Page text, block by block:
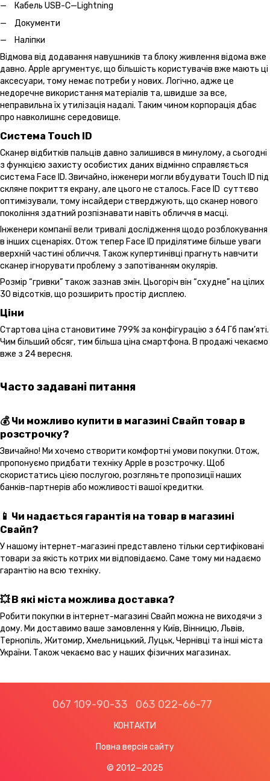
Кабель USB-C—Lightning
Документи
Наліпки
Відмова від додавання навушників та блоку живлення відома вже
давно. Apple аргументує, що більшість користувачів вже мають ці
аксесуари, тому немає потреби у нових. Логічно, адже це
недоречне використання матеріалів та, швидше за все,
неправильна їх утилізація надалі. Таким чином корпорація дбає
про навколишнє середовище.
Система Touch ID
Сканер відбитків пальців давно залишився в минулому, а сьогодні
з функцією захисту особистих даних відмінно справляється
система Face ID. Звичайно, інженери могли вбудувати Touch ID під
скляне покриття екрану, але цього не сталось. Face ID суттєво
оптимізували, тому інсайдери стверджують, що сканер нового
покоління здатний розпізнавати навіть обличчя в масці.
Інженери компанії вели тривалі дослідження щодо розблокування
в інших сценаріях. Отож тепер Face ID приділятиме більше уваги
верхній частині обличчя. Також купертинівці прагнуть навчити
сканер ігнорувати проблему з запотіванням окулярів.
Розмір “гривки” також зазнав змін. Цьогоріч він “схудне” на цілих
30 відсотків, що розширить простір дисплею.
Ціни
Стартова ціна становитиме 799% за конфігурацію з 64 Гб пам’яті.
Чим більший обсяг, тим більша ціна смартфона. В продажі чекаємо
вже з 24 вересня.
Часто задавані питання
💰 Чи можливо купити в магазині Свайп товар в
розстрочку?
Звичайно! Ми хочемо створити комфортні умови покупки. Отож,
пропонуємо придбати техніку Apple в розстрочку. Щоб
скористатись цією послугою, розгляньте пропозиції наших
банків-партнерів або можливості вашої кредитки.
📱 Чи надається гарантія на товар в магазині
Свайп?
У нашому інтернет-магазині представлено тільки сертифіковані
товари за якість котрих ми відповідаємо. Саме тому ми надаємо
гарантію на всю техніку.
💥 В які міста можлива доставка?
Робити покупки в інтернет-магазині Свайп можна не виходячи з
дому. Ми доставимо ваше замовлення у Київ, Вінницю, Львів,
Тернопіль, Житомир, Хмельницький, Луцьк, Чернівці та інші міста
України. Також чекаємо вас у наших фізичних магазинах.
067 109-90-33 063 022-66-77
КОНТАКТИ
Повна версія сайту
© 2012—2025